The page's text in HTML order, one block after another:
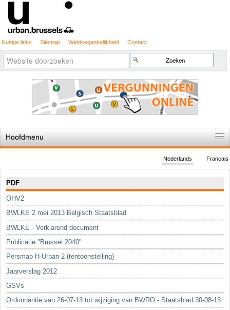
Nuttige links Sitemap Webtoegankelijkheid Contact
Zoek
Geavanceerd
zoeken...
Hoofdmenu
De spelregels
Stedenbouwkundige vergunning
Cartografie
Studies en publicaties
Sleutelwoorden
Stedenbouwkundige inlichtingen
Français
Nederlands
PDF
OHV2
BWLKE 2 mei 2013 Belgisch Staatsblad
BWLKE - Verklarend document
Publicatie "Brussel 2040"
Persmap H-Urban 2 (tentoonstelling)
Jaarverslag 2012
GSVs
Ordonnantie van 26-07-13 tot wijziging van BWRO - Staatsblad 30-08-13